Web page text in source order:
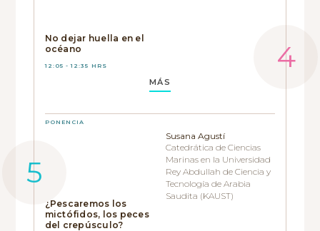
No dejar huella en el
océano
12:05 - 12:35 HRS
MÁS
PONENCIA
¿Pescaremos los
mictófidos, los peces
del crepúsculo?
Susana Agustí
Catedrática de Ciencias
Marinas en la Universidad
Rey Abdullah de Ciencia y
Tecnología de Arabia
Saudita (KAUST)